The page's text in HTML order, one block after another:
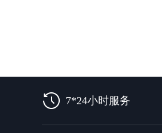
7*24小时服务